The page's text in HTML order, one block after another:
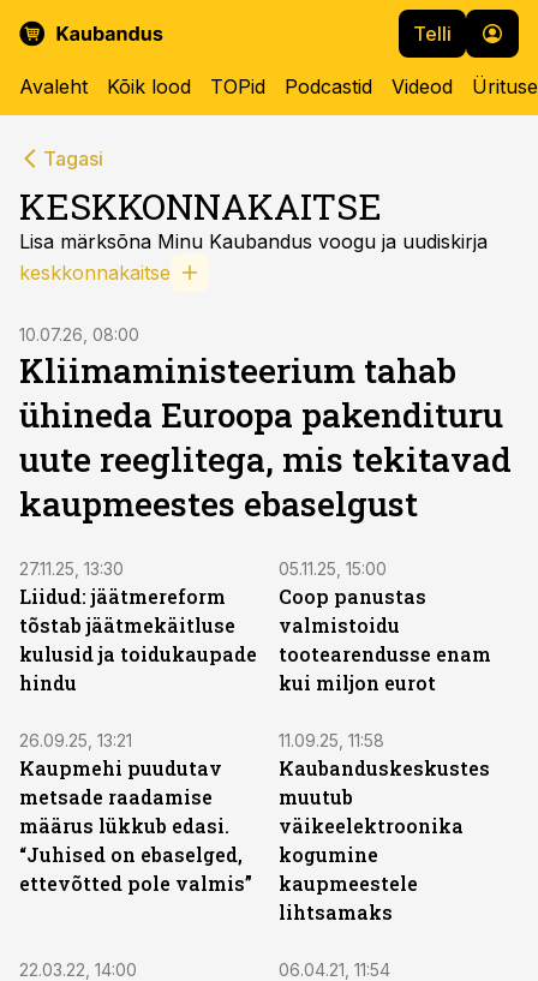
Telli
Avaleht Kõik lood TOPid Podcastid Videod
Tagasi
KESKKONNAKAITSE
Lisa märksõna Minu Kaubandus voogu ja uudiskirja
keskkonnakaitse
10.07.26, 08:00
Kliimaministeerium tahab
ühineda Euroopa pakendituru
uute reeglitega, mis tekitavad
kaupmeestes ebaselgust
27.11.25, 13:30
Liidud: jäätmereform
tõstab jäätmekäitluse
kulusid ja toidukaupade
hindu
05.11.25, 15:00
Coop panustas
valmistoidu
tootearendusse enam
kui miljon eurot
26.09.25, 13:21
Kaupmehi puudutav
metsade raadamise
määrus lükkub edasi.
“Juhised on ebaselged,
ettevõtted pole valmis”
11.09.25, 11:58
Kaubanduskeskustes
muutub
väikeelektroonika
kogumine
kaupmeestele
lihtsamaks
22.03.22, 14:00 06.04.21, 11:54